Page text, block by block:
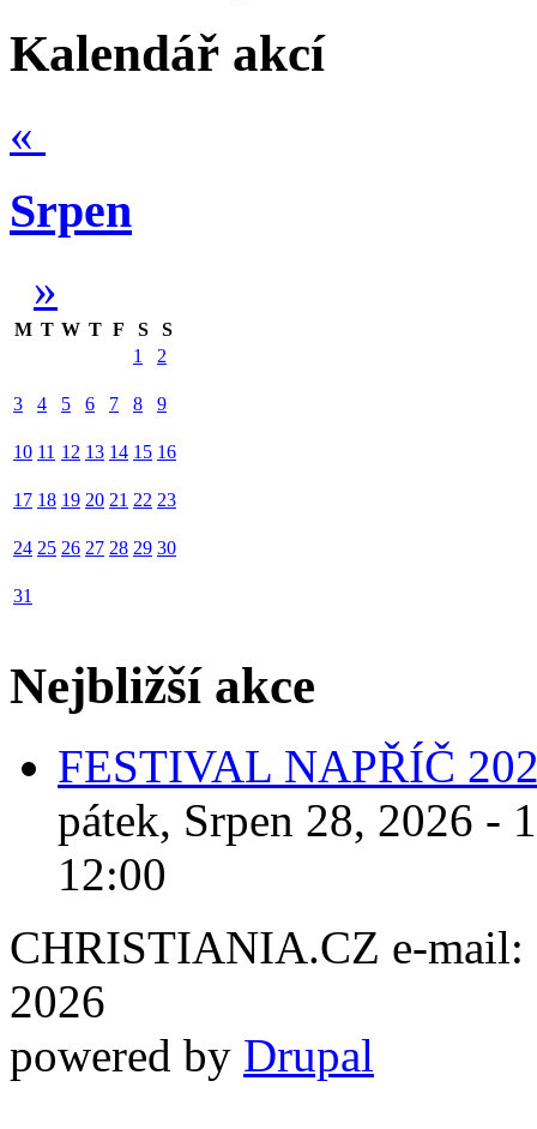
Kalendář akcí
«
Srpen
»
M T W T F S
S
1
2
3 4 5 6 7 8 9
10 11 12 13 14 15 16
17 18 19 20 21 22 23
24 25 26 27 28 29 30
31
Nejbližší akce
FESTIVAL NAPŘÍČ
pátek, Srpen 28, 2026 -
12:00
CHRISTIANIA.CZ e-mail:
2026
powered by Drupal